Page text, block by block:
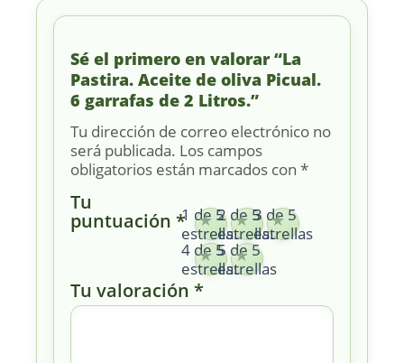
Sé el primero en valorar “La
Pastira. Aceite de oliva Picual.
6 garrafas de 2 Litros.”
Tu dirección de correo electrónico no
será publicada. Los campos
obligatorios están marcados con *
Tu
puntuación *1 de 5
estrellas
2 de 5
estrellas
3 de 5
estrellas
4 de 5
estrellas
5 de 5
estrellas
Tu valoración *